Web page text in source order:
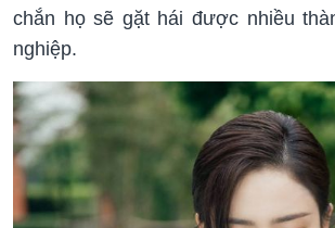
chắn họ sẽ gặt hái được nhiều
nghiệp.